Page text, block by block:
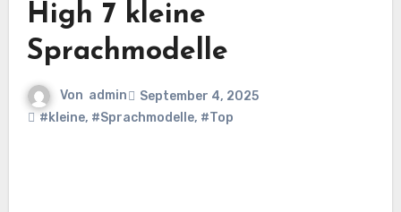
High 7 kleine
Sprachmodelle
Von admin
September 4, 2025
#kleine, #Sprachmodelle, #Top